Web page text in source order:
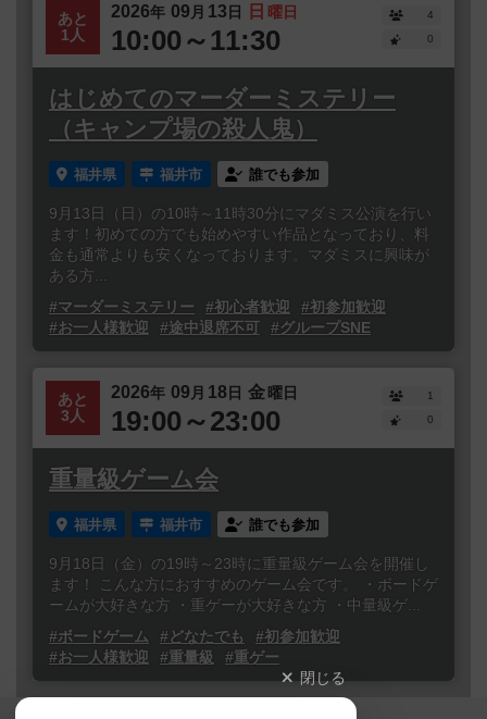
あと
1人
2026年 09 月 13日 日 曜日
10:00～11:30
4
0
はじめてのマーダーミステリー
（キャンプ場の殺人鬼）
福井県 福井市 誰でも参加
9月13日（日）の10時～11時30分にマダミス公演を行い
ます！初めての方でも始めやすい作品となっており、料
金も通常よりも安くなっております。マダミスに興味が
ある方...
#マーダーミステリー
#初心者歓迎
#初参加歓迎
#お一人様歓迎
#途中退席不可 #グループSNE
あと
3人
2026年 09 月 18日 金曜日
19:00～23:00
1
0
重量級ゲーム会
福井県 福井市 誰でも参加
9月18日（金）の19時～23時に重量級ゲーム会を開催し
ます！ こんな方におすすめのゲーム会です。 ・ボードゲ
ームが大好きな方 ・重ゲーが大好きな方 ・中量級ゲ...
#ボードゲーム
#どなたでも
#初参加歓迎
#お一人様歓迎
#重量級
#重ゲー
閉じる